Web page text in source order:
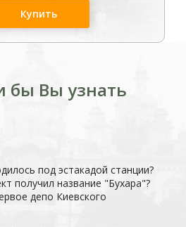
Купить
бы Вы узнать
под эстакадой станции?
получил название "Бухара"?
депо Киевского